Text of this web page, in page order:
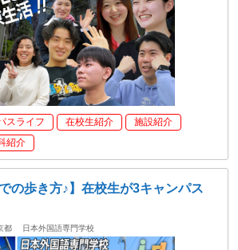
スライフ 在校生紹介
施設紹介
紹介
の歩き方♪】在校生が3キャンパス
都 日本外国語専門学校